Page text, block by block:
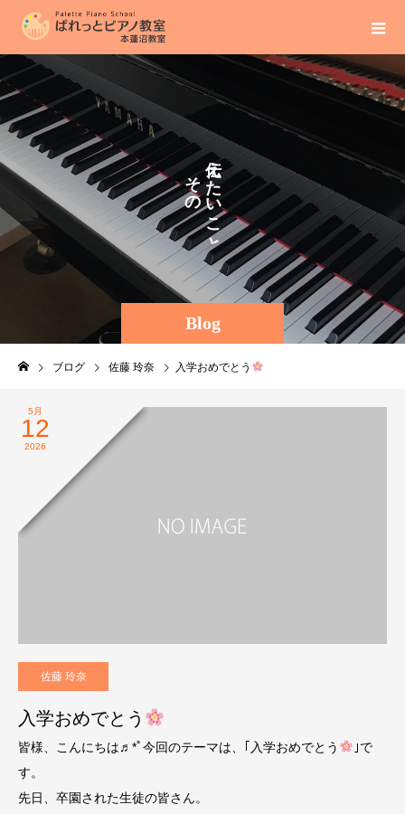
Blog
え
た
い
こ
と
そ
の
ま
ま
に
ブログ 佐藤 玲奈 入学おめでとう
5月
12
2026
佐藤 玲奈
入学おめでとう
皆様、こんにちは♬*ﾟ今回のテーマは、｢入学おめでとう
｣で
す。
先日、卒園された生徒の皆さん。